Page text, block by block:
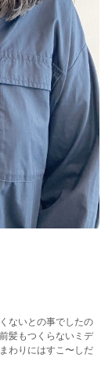
ないとの事でしたの
髪もつくらないミデ
わりにはすこ〜しだ